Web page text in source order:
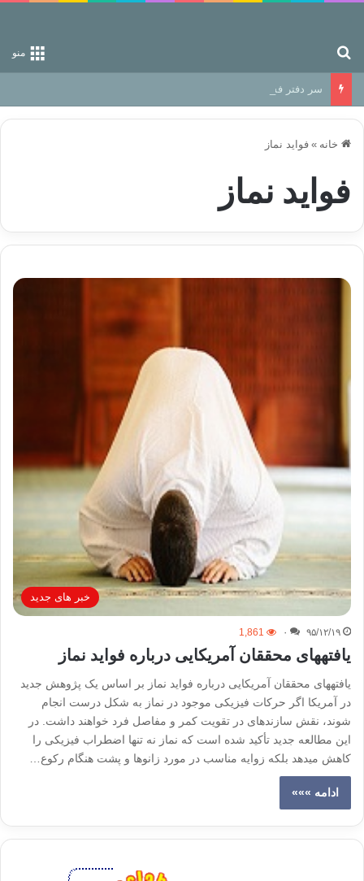
منو
سر دفتر فساد در زمین‌، دوری وکناره‌گیری از راه خداست‌!
خانه » فواید نماز
فواید نماز
خبر های جدید
۹۵/۱۲/۱۹ ۰ 1,861
یافته‎های محققان آمریکایی درباره فواید نماز
یافته‎های محققان آمریکایی درباره فواید نماز بر اساس یک پژوهش جدید
در آمریکا اگر حرکات فیزیکی موجود در نماز به شکل درست انجام
شوند، نقش سازنده‎ای در تقویت کمر و مفاصل فرد خواهند داشت. در
این مطالعه جدید تأکید شده است که نماز نه تنها اضطراب فیزیکی را
کاهش می‎دهد بلکه زوایه مناسب در مورد زانوها و پشت هنگام رکوع…
ادامه »»»